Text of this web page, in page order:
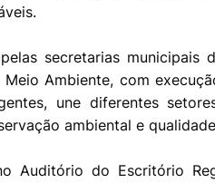
secretarias municipais
Ambiente, com
une diferentes
ambiental e
Auditório do Escritório